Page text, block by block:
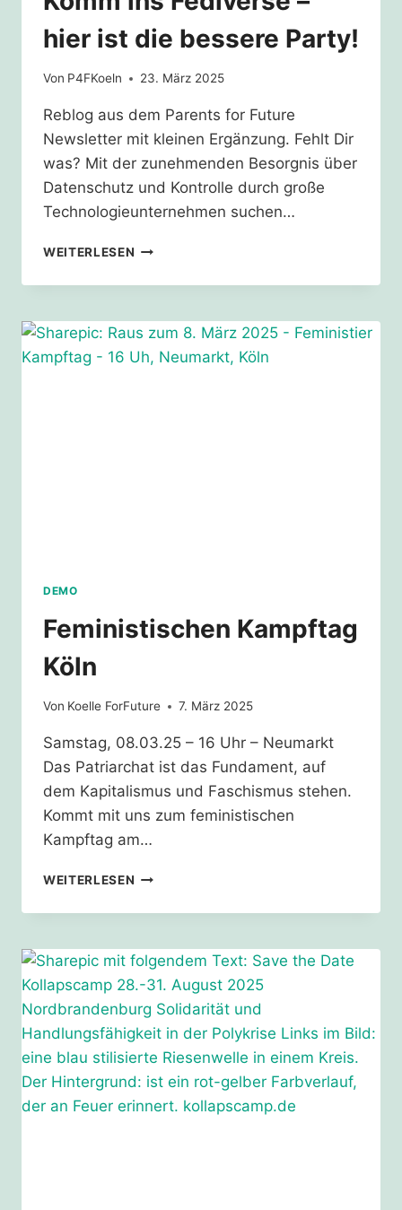
hier ist die bessere Party!
Von P4FKoeln 23. März 2025
Reblog aus dem Parents for Future
Newsletter mit kleinen Ergänzung. Fehlt Dir
was? Mit der zunehmenden Besorgnis über
Datenschutz und Kontrolle durch große
Technologieunternehmen suchen…
WEITERLESEN KOMM
FEDIVERSE
HIER
IST
DIE
DEMO
Feministischen Kampftag
Köln
Von Koelle ForFuture 7. März 2025
Samstag, 08.03.25 – 16 Uhr – Neumarkt
Das Patriarchat ist das Fundament, auf
dem Kapitalismus und Faschismus stehen.
Kommt mit uns zum feministischen
Kampftag am…
WEITERLESEN FEMINISTISCHEN
KÖLN